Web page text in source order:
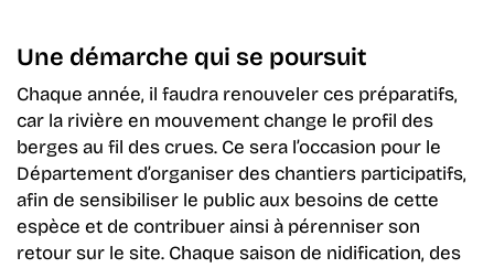
Une démarche qui se poursuit
Chaque année, il faudra renouveler ces préparatifs,
car la rivière en mouvement change le profil des
berges au fil des crues. Ce sera l’occasion pour le
Département d’organiser des chantiers participatifs,
afin de sensibiliser le public aux besoins de cette
espèce et de contribuer ainsi à pérenniser son
retour sur le site. Chaque saison de nidification, des